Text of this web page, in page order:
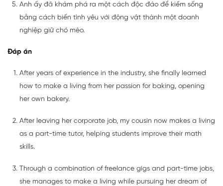
Anh ấy đã khám phá ra một cách độc đáo để kiếm sống
bằng cách biến tình yêu với động vật thành một doanh
nghiệp giữ chó mèo.
Đáp án
After years of experience in the industry, she finally learned
how to make a living from her passion for baking, opening
her own bakery.
After leaving her corporate job, my cousin now makes a living
as a part-time tutor, helping students improve their math
skills.
Through a combination of freelance gigs and part-time jobs,
she manages to make a living while pursuing her dream of